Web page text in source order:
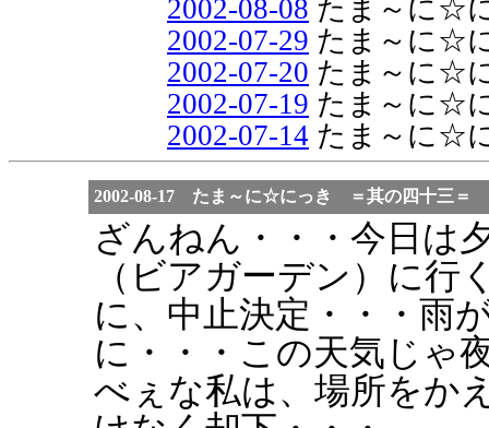
2002-08-08 たま～に☆
2002-07-29 たま～に☆
2002-07-20 たま～に☆
2002-07-19 たま～に☆
2002-07-14 たま～に☆
2002-08-17 たま～に☆にっき ＝其の四十三＝
ざんねん・・・今日は
（ビアガーデン）に行
に、中止決定・・・雨
に・・・この天気じゃ
べぇな私は、場所をか